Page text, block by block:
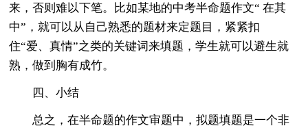
来，否则难以下笔。比如某地的中考半命题作文“ 在其
中”，就可以从自己熟悉的题材来定题目，紧紧扣
住“爱、真情”之类的关键词来填题，学生就可以避生就
熟，做到胸有成竹。
四、小结
总之，在半命题的作文审题中，拟题填题是一个非